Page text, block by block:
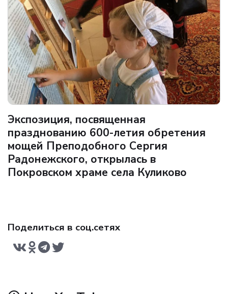
Поделиться в соц.сетях
Экспозиция, посвященная
празднованию 600-летия обретения
мощей Преподобного Сергия
Радонежского, открылась в
Покровском храме села Куликово